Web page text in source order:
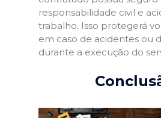
responsabilidade civil e
trabalho. Isso protegerá
em caso de acidentes ou
durante a execução do